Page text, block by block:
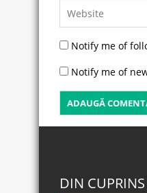
Notify me of
Notify me of
DIN CUPRINS